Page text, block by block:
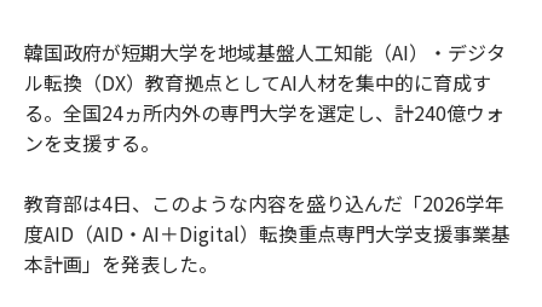
韓国政府が短期大学を地域基盤人工知能（AI）・デジタ
ル転換（DX）教育拠点としてAI人材を集中的に育成す
る。全国24ヵ所内外の専門大学を選定し、計240億ウォ
ンを支援する。
教育部は4日、このような内容を盛り込んだ「2026学年
度AID（AID・AI＋Digital）転換重点専門大学支援事業基
本計画」を発表した。